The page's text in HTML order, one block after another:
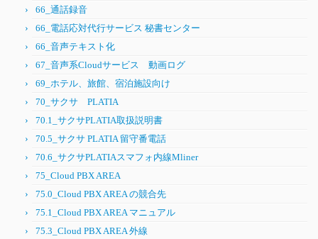
66_通話録音
66_電話応対代行サービス 秘書センター
66_音声テキスト化
67_音声系Cloudサービス 動画ログ
69_ホテル、旅館、宿泊施設向け
70_サクサ PLATIA
70.1_サクサPLATIA取扱説明書
70.5_サクサ PLATIA 留守番電話
70.6_サクサPLATIAスマフォ内線Mliner
75_Cloud PBX AREA
75.0_Cloud PBX AREA の競合先
75.1_Cloud PBX AREA マニュアル
75.3_Cloud PBX AREA 外線